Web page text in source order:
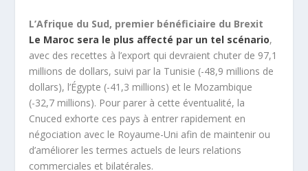
L’Afrique du Sud, premier bénéficiaire du Brexit
Le Maroc sera le plus affecté par un tel scénario,
avec des recettes à l’export qui devraient chuter de 97,1
millions de dollars, suivi par la Tunisie (-48,9 millions de
dollars), l’Égypte (-41,3 millions) et le Mozambique
(-32,7 millions). Pour parer à cette éventualité, la
Cnuced exhorte ces pays à entrer rapidement en
négociation avec le Royaume-Uni afin de maintenir ou
d’améliorer les termes actuels de leurs relations
commerciales et bilatérales.